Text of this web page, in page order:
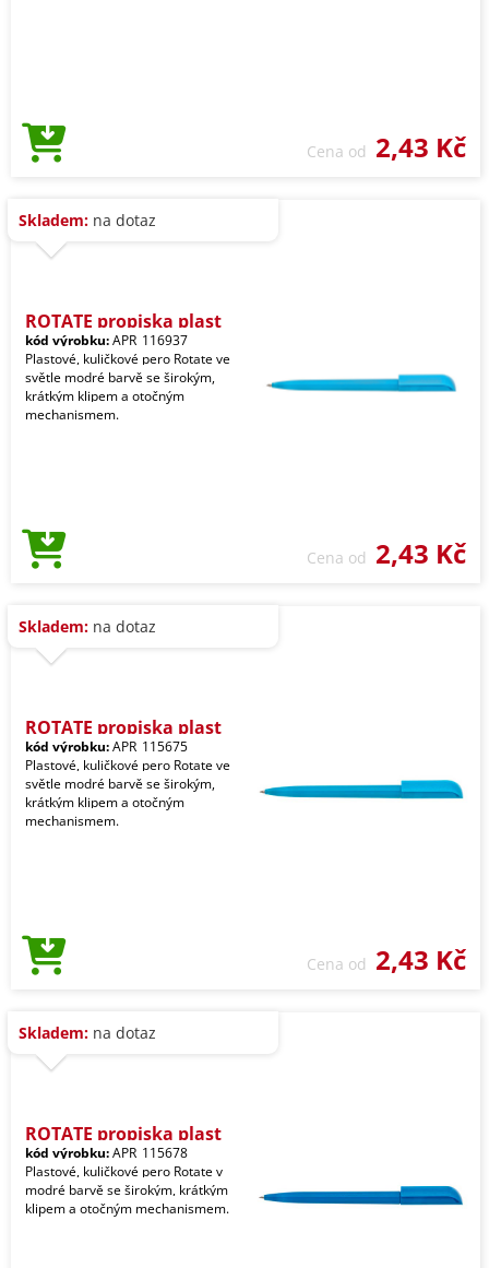
Cena od 2,43 Kč
Skladem: na dotaz
ROTATE propiska plast
kód výrobku:APR_116937
Plastové, kuličkové pero Rotate ve
světle modré barvě se širokým,
krátkým klipem a otočným
mechanismem.
Cena od 2,43 Kč
Skladem: na dotaz
ROTATE propiska plast
kód výrobku:APR_115675
Plastové, kuličkové pero Rotate ve
světle modré barvě se širokým,
krátkým klipem a otočným
mechanismem.
Cena od 2,43 Kč
Skladem: na dotaz
ROTATE propiska plast
kód výrobku:APR_115678
Plastové, kuličkové pero Rotate v
modré barvě se širokým, krátkým
klipem a otočným mechanismem.